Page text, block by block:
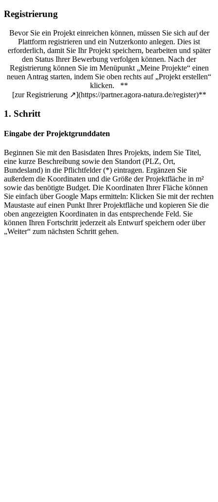
Registrierung
Bevor Sie ein Projekt einreichen können, müssen Sie sich auf der
Plattform registrieren und ein Nutzerkonto anlegen. Dies ist
erforderlich, damit Sie Ihr Projekt speichern, bearbeiten und später
den Status Ihrer Bewerbung verfolgen können. Nach der
Registrierung können Sie im Menüpunkt „Meine Projekte“ einen
neuen Antrag starten, indem Sie oben rechts auf „Projekt erstellen“
klicken. **
[zur Registrierung ↗](https://partner.agora-natura.de/register)**
1. Schritt
Eingabe der Projektgrunddaten
Beginnen Sie mit den Basisdaten Ihres Projekts, indem Sie Titel,
eine kurze Beschreibung sowie den Standort (PLZ, Ort,
Bundesland) in die Pflichtfelder (*) eintragen. Ergänzen Sie
außerdem die Koordinaten und die Größe der Projektfläche in m²
sowie das benötigte Budget. Die Koordinaten Ihrer Fläche können
Sie einfach über Google Maps ermitteln: Klicken Sie mit der rechten
Maustaste auf einen Punkt Ihrer Projektfläche und kopieren Sie die
oben angezeigten Koordinaten in das entsprechende Feld. Sie
können Ihren Fortschritt jederzeit als Entwurf speichern oder über
„Weiter“ zum nächsten Schritt gehen.